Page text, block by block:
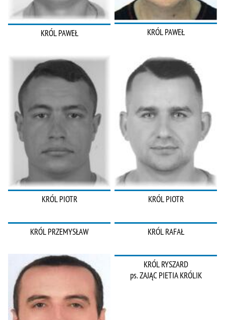
KRÓL PAWEŁ KRÓL PAWEŁ
KRÓL PIOTR KRÓL PIOTR
KRÓL PRZEMYSŁAW KRÓL RAFAŁ
KRÓL RYSZARD
ps. ZAJĄC PIETIA KRÓLIK